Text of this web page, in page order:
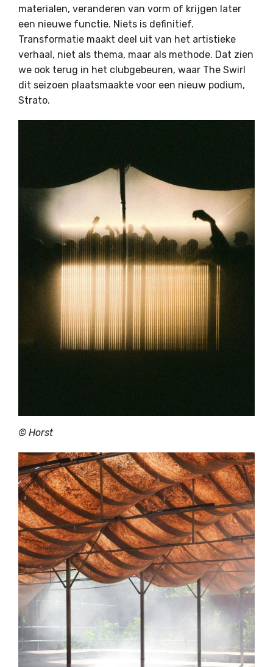
materialen, veranderen van vorm of krijgen later
een nieuwe functie. Niets is definitief.
Transformatie maakt deel uit van het artistieke
verhaal, niet als thema, maar als methode. Dat zien
we ook terug in het clubgebeuren, waar The Swirl
dit seizoen plaatsmaakte voor een nieuw podium,
Strato.
© Horst